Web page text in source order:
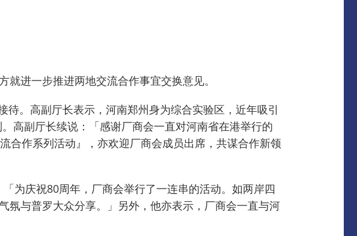
进一步推进两地交流合作事宜交换意见。
。高副厅长表示，河南郑州身为综合实验区，近年吸引
高副厅长续说：「感谢厂商会一直对河南省在港举行的
作系列活动』，亦欢迎厂商会成员出席，共谋合作新领
为庆祝80周年，厂商会举行了一连串的活动。如两岸四
氛与普罗大众分享。」另外，他亦表示，厂商会一直与河